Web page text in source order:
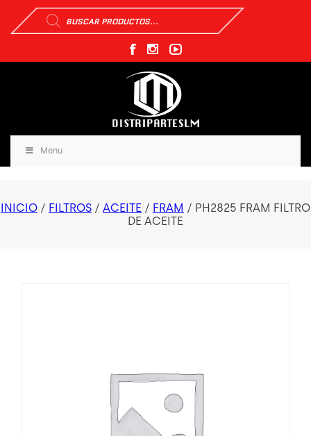
Búsqueda
de
productos
Menu
INICIO / FILTROS / ACEITE / FRAM / PH2825 FRAM FILTRO
DE ACEITE